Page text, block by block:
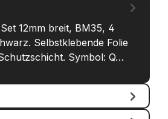
12mm breit, BM35, 4
Selbstklebende Folie
Symbol: Q…